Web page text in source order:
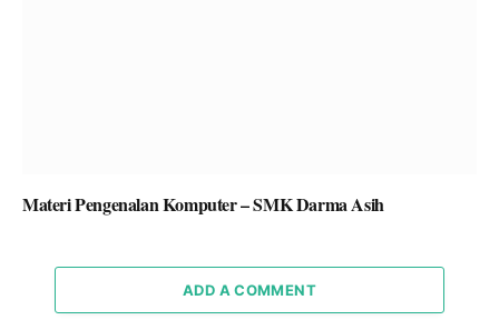
Materi Pengenalan Komputer – SMK Darma Asih
ADD A COMMENT